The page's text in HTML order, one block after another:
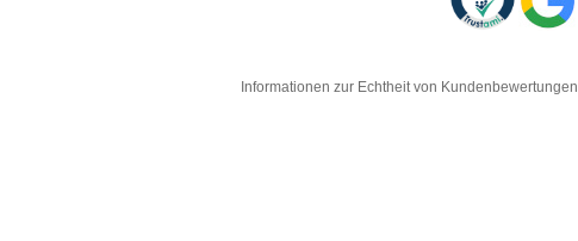
Informationen zur Echtheit von Kundenbewertungen